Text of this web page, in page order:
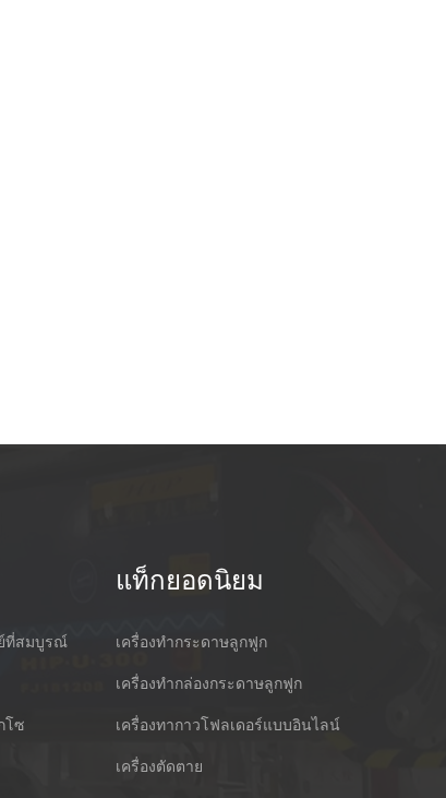
Machine Co.,Ltd.
ที่สมบูรณ์
โซ
แท็กยอดนิยม
เครื่องทำกระดาษลูกฟูก
เครื่องทำกล่องกระดาษลูกฟูก
เครื่องทากาวโฟลเดอร์แบบอินไลน์
เครื่องตัดตาย